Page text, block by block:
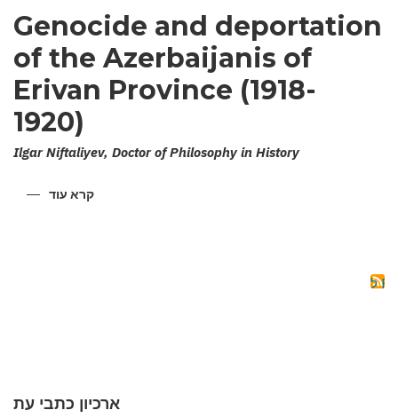
Genocide and deportation
of the Azerbaijanis of
Erivan Province (1918-
1920)
Ilgar Niftaliyev, Doctor of Philosophy in History
קרא עודעל
ארכיון כתבי עת